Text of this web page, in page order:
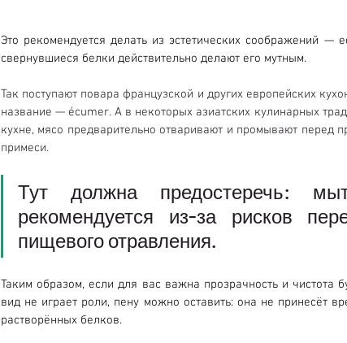
Это рекомендуется делать из эстетических соображений —
свернувшиеся белки действительно делают его мутным.
Так поступают повара французской и других европейских
название — écumer. А в некоторых азиатских кулинарных
кухне, мясо предварительно отваривают и промывают перед
примеси.
Тут должна предостеречь:
рекомендуется из-за рисков
пищевого отравления.
Таким образом, если для вас важна прозрачность и чистота
вид не играет роли, пену можно оставить: она не принесёт
растворённых белков.